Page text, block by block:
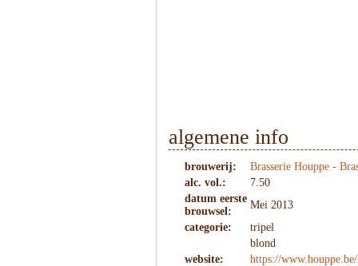
algemene info
brouwerij:
Brasserie Houppe -
alc. vol.:
7.50
datum eerste
brouwsel:
Mei 2013
categorie:
tripel
blond
website:
https://